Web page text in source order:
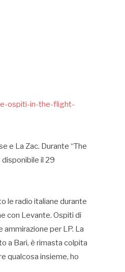
ospiti-in-the-flight-
e La Zac. Durante “The
disponibile il 29
le radio italiane durante
con Levante. Ospiti di
per LP. La
a Bari, è rimasta colpita
qualcosa insieme, ho